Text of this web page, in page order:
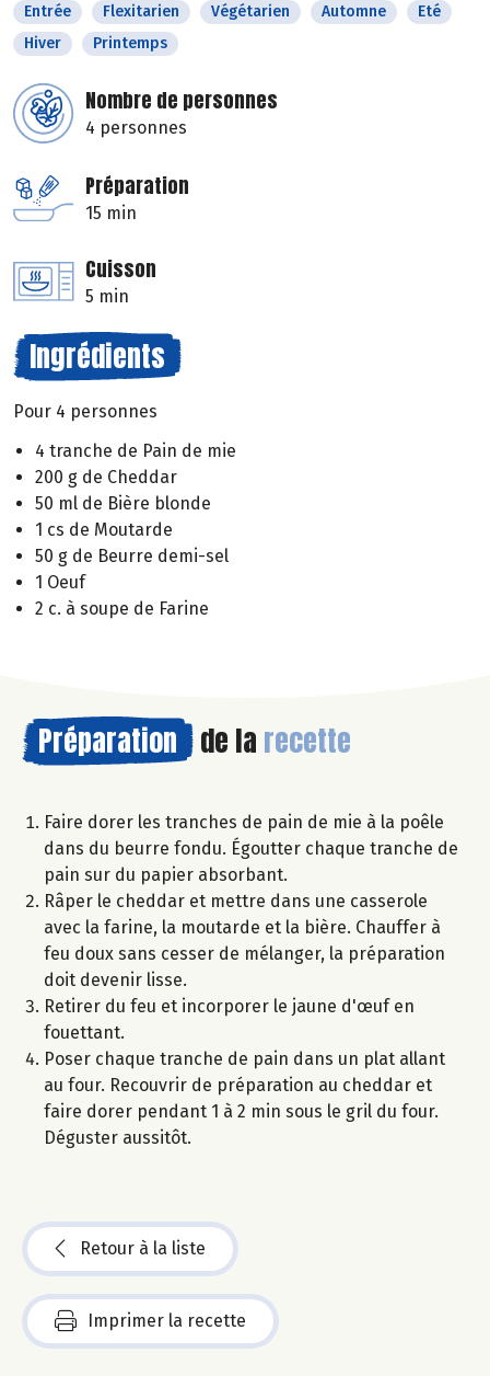
Entrée Flexitarien Végétarien Automne
Eté
Hiver
Printemps
Nombre de personnes
4 personnes
Préparation
15 min
Cuisson
5 min
Ingrédients
Pour 4 personnes
4 tranche de Pain de mie
200 g de Cheddar
50 ml de Bière blonde
1 cs de Moutarde
50 g de Beurre demi-sel
1 Oeuf
2 c. à soupe de Farine
Préparation de la recette
Faire dorer les tranches de pain de mie à la poêle
dans du beurre fondu. Égoutter chaque tranche de
pain sur du papier absorbant.
Râper le cheddar et mettre dans une casserole
avec la farine, la moutarde et la bière. Chauffer à
feu doux sans cesser de mélanger, la préparation
doit devenir lisse.
Retirer du feu et incorporer le jaune d'œuf en
fouettant.
Poser chaque tranche de pain dans un plat allant
au four. Recouvrir de préparation au cheddar et
faire dorer pendant 1 à 2 min sous le gril du four.
Déguster aussitôt.
Retour à la liste
Imprimer la recette